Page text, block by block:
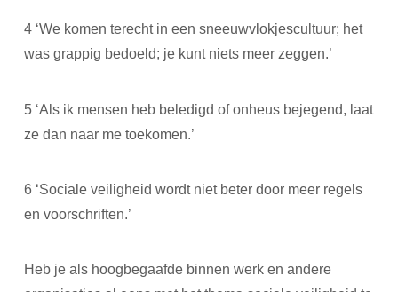
4 ‘We komen terecht in een sneeuwvlokjescultuur; het
was grappig bedoeld; je kunt niets meer zeggen.’
5 ‘Als ik mensen heb beledigd of onheus bejegend, laat
ze dan naar me toekomen.’
6 ‘Sociale veiligheid wordt niet beter door meer regels
en voorschriften.’
Heb je als hoogbegaafde binnen werk en andere